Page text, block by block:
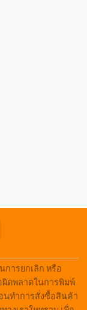
การยกเลิก หรือ
ดพลาดในการพิมพ์
นทำการสั่งซื้อสินค้า